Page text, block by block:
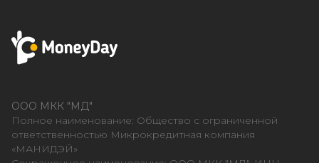
ООО МКК "МД"
Полное наименование: Общество с ограниченной
ответственностью Микрокредитная компания
«МАНИДЭЙ»